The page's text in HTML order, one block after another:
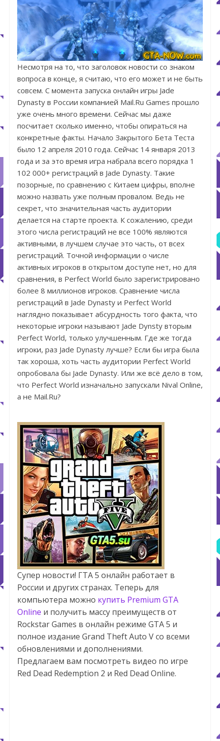
Несмотря на то, что заголовок новости со знаком
вопроса в конце, я считаю, что его может и не быть
совсем. С момента запуска онлайн игры Jade
Dynasty в России компанией Mail.Ru Games прошло
уже очень много времени. Сейчас мы даже
посчитает сколько именно, чтобы опираться на
конкретные факты. Начало Закрытого Бета Теста
было 12 апреля 2010 года. Сейчас 14 января 2013
года и за это время игра набрала всего порядка 1
102 000+ регистраций в Jade Dynasty. Такие
позорные, по сравнению с Китаем цифры, вполне
можно назвать уже полным провалом. Ведь не
секрет, что значительная часть аудитории
делается на старте проекта. К сожалению, среди
этого числа регистраций не все 100% являются
активными, в лучшем случае это часть, от всех
регистраций. Точной информации о числе
активных игроков в открытом доступе нет, но для
сравнения, в Perfect World было зарегистрировано
более 8 миллионов игроков. Сравнение числа
регистраций в Jade Dynasty и Perfect World
наглядно показывает абсурдность того факта, что
некоторые игроки называют Jade Dynsty вторым
Perfect World, только улучшенным. Где же тогда
игроки, раз Jade Dynasty лучше? Если бы игра была
так хороша, хоть часть аудитории Perfect World
опробовала бы Jade Dynasty. Или же всё дело в том,
что Perfect World изначально запускали Nival Online,
а не Mail.Ru?
Супер новости! ГТА 5 онлайн работает в
России и других странах. Теперь для
компьютера можно купить Premium GTA
Online и получить массу преимуществ от
Rockstar Games в онлайн режиме GTA 5 и
полное издание Grand Theft Auto V со всеми
обновлениями и дополнениями.
Предлагаем вам посмотреть видео по игре
Red Dead Redemption 2 и Red Dead Online.